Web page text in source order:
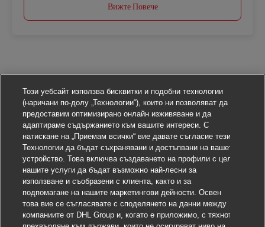
Вижте Повече
Този уебсайт използва бисквитки и подобни технологии
(наричани по-долу „Технологии“), които ни позволяват да
предоставим оптимизирано онлайн изживяване и да
адаптираме съдържанието към вашите интереси. С
натискане на „Приемам всички“ вие давате съгласие тези
Технологии да бъдат съхранявани и достъпвани на вашето
устройство. Това включва създаването на профили с цел
нашите услуги да бъдат възможно най-лесни за
използване и съобразени с клиента, както и за
подпомагане на нашите маркетингови дейности. Освен
това вие се съгласявате с споделянето на данни между
компаниите от DHL Group и, когато е приложимо, с тяхното